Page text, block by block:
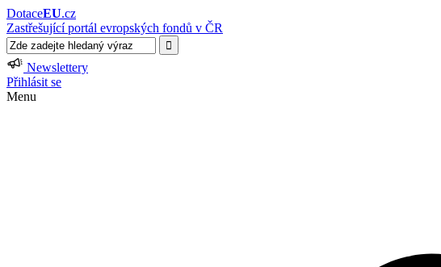
DotaceEU.cz
Zastřešující portál evropských fondů v ČR
Newslettery
Přihlásit se
Menu